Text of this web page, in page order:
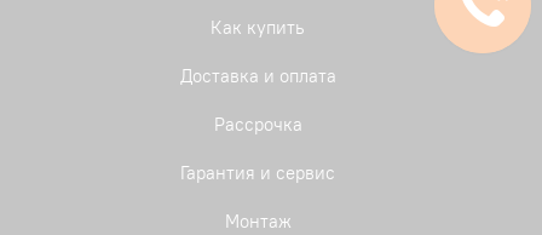
Как купить
Доставка и оплата
Рассрочка
Гарантия и сервис
Монтаж